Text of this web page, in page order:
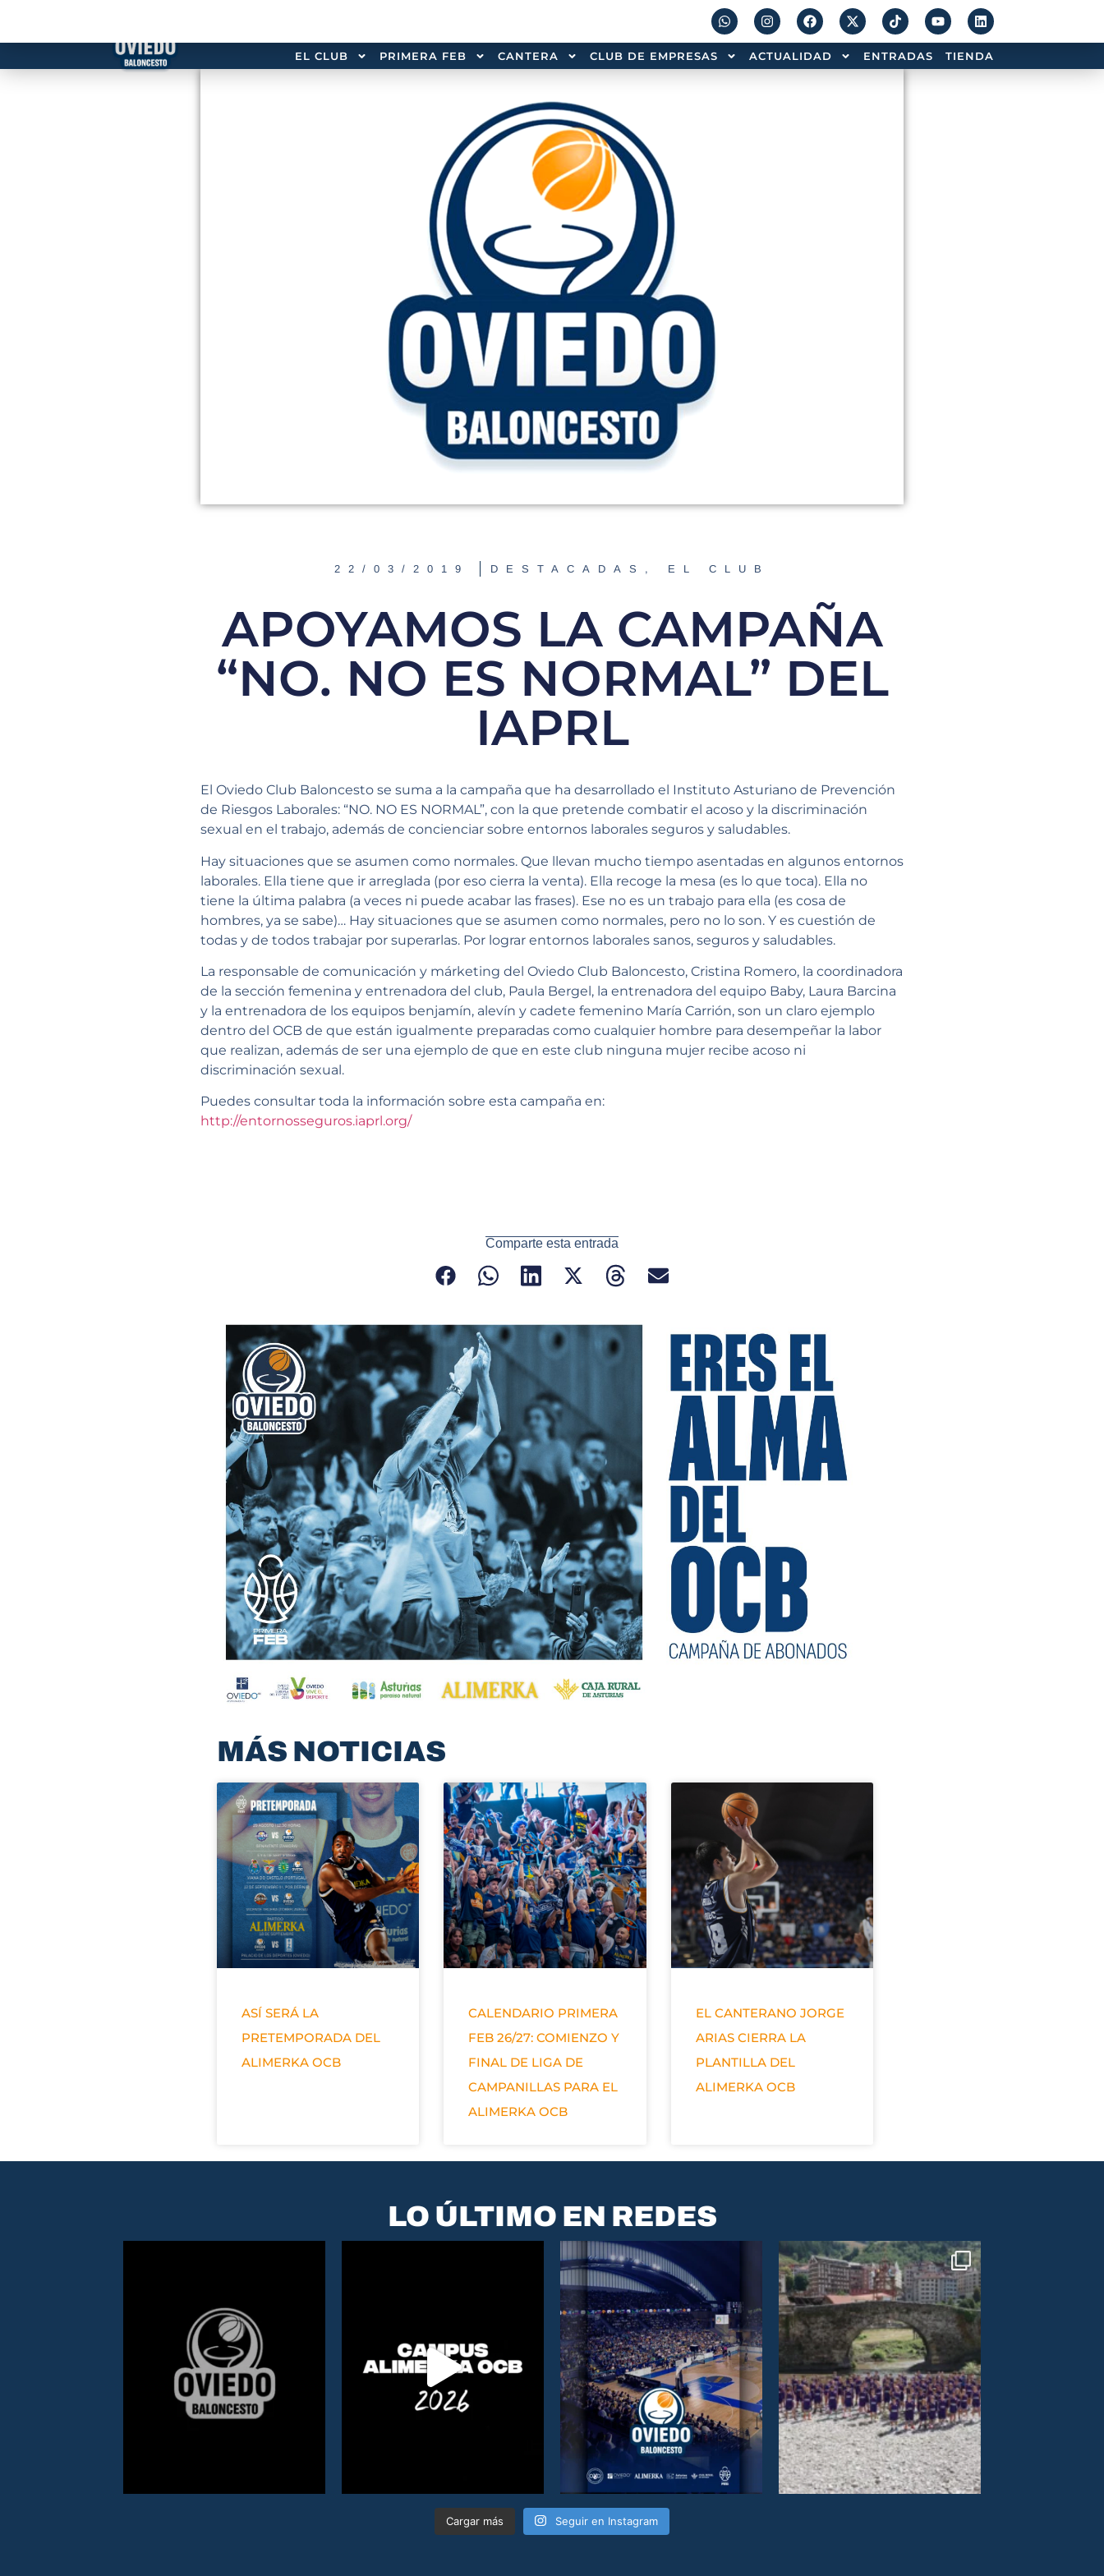
EL CLUB PRIMERA FEB CANTERA CLUB DE EMPRESAS ACTUALIDAD ENTRADAS TIENDA
22/03/2019 DESTACADAS , EL CLUB
APOYAMOS LA CAMPAÑA
“NO. NO ES NORMAL” DEL
IAPRL
El Oviedo Club Baloncesto se suma a la campaña que ha desarrollado el Instituto Asturiano de Prevención
de Riesgos Laborales: “NO. NO ES NORMAL”, con la que pretende combatir el acoso y la discriminación
sexual en el trabajo, además de concienciar sobre entornos laborales seguros y saludables.
Hay situaciones que se asumen como normales. Que llevan mucho tiempo asentadas en algunos entornos
laborales. Ella tiene que ir arreglada (por eso cierra la venta). Ella recoge la mesa (es lo que toca). Ella no
tiene la última palabra (a veces ni puede acabar las frases). Ese no es un trabajo para ella (es cosa de
hombres, ya se sabe)… Hay situaciones que se asumen como normales, pero no lo son. Y es cuestión de
todas y de todos trabajar por superarlas. Por lograr entornos laborales sanos, seguros y saludables.
La responsable de comunicación y márketing del Oviedo Club Baloncesto, Cristina Romero, la coordinadora
de la sección femenina y entrenadora del club, Paula Bergel, la entrenadora del equipo Baby, Laura Barcina
y la entrenadora de los equipos benjamín, alevín y cadete femenino María Carrión, son un claro ejemplo
dentro del OCB de que están igualmente preparadas como cualquier hombre para desempeñar la labor
que realizan, además de ser una ejemplo de que en este club ninguna mujer recibe acoso ni
discriminación sexual.
Puedes consultar toda la información sobre esta campaña en:
http://entornosseguros.iaprl.org/
Comparte esta entrada
MÁS NOTICIAS
ASÍ SERÁ LA
PRETEMPORADA DEL
ALIMERKA OCB
CALENDARIO PRIMERA
FEB 26/27: COMIENZO Y
FINAL DE LIGA DE
CAMPANILLAS PARA EL
ALIMERKA OCB
EL CANTERANO JORGE
ARIAS CIERRA LA
PLANTILLA DEL
ALIMERKA OCB
LO ÚLTIMO EN REDES
Cargar más Seguir en Instagram